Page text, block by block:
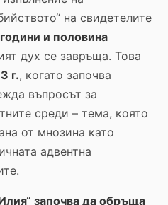
на свидетелите
и половина
дух се завръща. Това
г., когато започва
въпросът за
среди – тема, която
от мнозина като
адвентна
започва да обръща